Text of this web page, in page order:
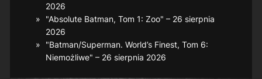
2026
"Absolute Batman, Tom 1: Zoo" – 26 sierpnia
2026
"Batman/Superman. World’s Finest, Tom 6:
Niemożliwe" – 26 sierpnia 2026